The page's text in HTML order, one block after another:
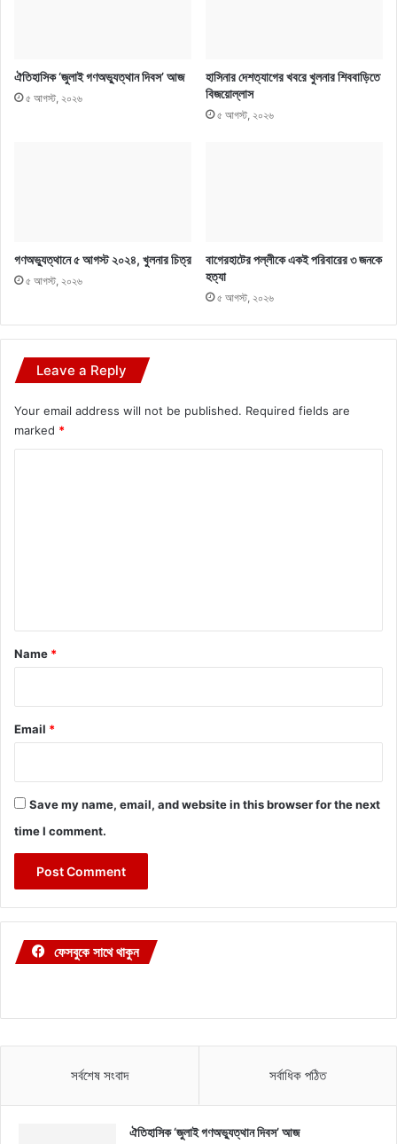
ঐতিহাসিক ‘জুলাই গণঅভ্যুত্থান দিবস’ আজ
৫ আগস্ট, ২০২৬
হাসিনার দেশত্যাগের খবরে খুলনার শিববাড়িতে
বিজয়োল্লাস
৫ আগস্ট, ২০২৬
গণঅভ্যুত্থানে ৫ আগস্ট ২০২৪, খুলনার চিত্র
৫ আগস্ট, ২০২৬
বাগেরহাটের পল্লীকে একই পরিবারের ৩ জনকে
হত্যা
৫ আগস্ট, ২০২৬
Leave a Reply
Your email address will not be published. Required fields are
marked *
*
Name *
Email *
Save my name, email, and website in this browser for the next
time I comment.
ফেসবুকে সাথে থাকুন
সর্বশেষ সংবাদ সর্বাধিক পঠিত
ঐতিহাসিক ‘জুলাই গণঅভ্যুত্থান দিবস’ আজ